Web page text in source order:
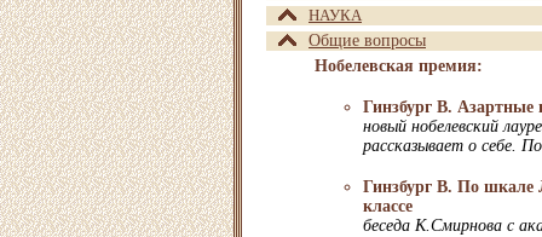
НАУКА
Общие вопросы
Нобелевская премия:
Гинзбург В. Азартные
новый нобелевский
рассказывает о себе.
Гинзбург В. По шкале
классе
беседа К.Смирнова с